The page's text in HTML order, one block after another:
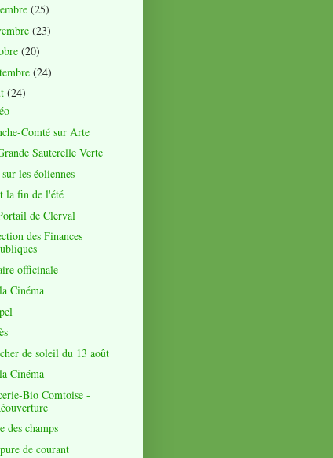
(25)
(23)
(20)
(24)
(24)
Comté sur Arte
Sauterelle Verte
les éoliennes
la fin de l'été
de Clerval
des Finances
officinale
Cinéma
de soleil du 13 août
Cinéma
Bio Comtoise -
des champs
de courant